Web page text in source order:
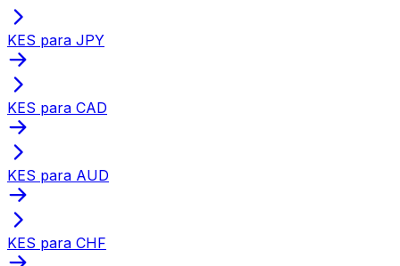
KES para JPY
KES para CAD
KES para AUD
KES para CHF